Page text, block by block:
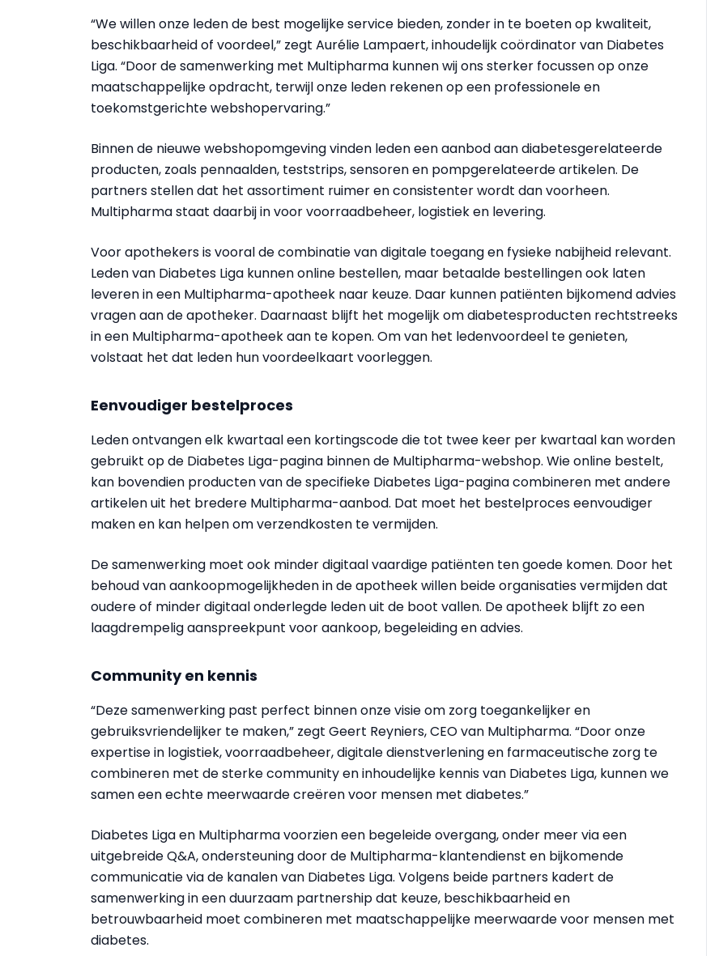
“We willen onze leden de best mogelijke service bieden, zonder in te boeten op kwaliteit,
beschikbaarheid of voordeel,” zegt Aurélie Lampaert, inhoudelijk coördinator van Diabetes
Liga. “Door de samenwerking met Multipharma kunnen wij ons sterker focussen op onze
maatschappelijke opdracht, terwijl onze leden rekenen op een professionele en
toekomstgerichte webshopervaring.”
Binnen de nieuwe webshopomgeving vinden leden een aanbod aan diabetesgerelateerde
producten, zoals pennaalden, teststrips, sensoren en pompgerelateerde artikelen. De
partners stellen dat het assortiment ruimer en consistenter wordt dan voorheen.
Multipharma staat daarbij in voor voorraadbeheer, logistiek en levering.
Voor apothekers is vooral de combinatie van digitale toegang en fysieke nabijheid relevant.
Leden van Diabetes Liga kunnen online bestellen, maar betaalde bestellingen ook laten
leveren in een Multipharma-apotheek naar keuze. Daar kunnen patiënten bijkomend advies
vragen aan de apotheker. Daarnaast blijft het mogelijk om diabetesproducten rechtstreeks
in een Multipharma-apotheek aan te kopen. Om van het ledenvoordeel te genieten,
volstaat het dat leden hun voordeelkaart voorleggen.
Eenvoudiger bestelproces
Leden ontvangen elk kwartaal een kortingscode die tot twee keer per kwartaal kan worden
gebruikt op de Diabetes Liga-pagina binnen de Multipharma-webshop. Wie online bestelt,
kan bovendien producten van de specifieke Diabetes Liga-pagina combineren met andere
artikelen uit het bredere Multipharma-aanbod. Dat moet het bestelproces eenvoudiger
maken en kan helpen om verzendkosten te vermijden.
De samenwerking moet ook minder digitaal vaardige patiënten ten goede komen. Door het
behoud van aankoopmogelijkheden in de apotheek willen beide organisaties vermijden dat
oudere of minder digitaal onderlegde leden uit de boot vallen. De apotheek blijft zo een
laagdrempelig aanspreekpunt voor aankoop, begeleiding en advies.
Community en kennis
“Deze samenwerking past perfect binnen onze visie om zorg toegankelijker en
gebruiksvriendelijker te maken,” zegt Geert Reyniers, CEO van Multipharma. “Door onze
expertise in logistiek, voorraadbeheer, digitale dienstverlening en farmaceutische zorg te
combineren met de sterke community en inhoudelijke kennis van Diabetes Liga, kunnen we
samen een echte meerwaarde creëren voor mensen met diabetes.”
Diabetes Liga en Multipharma voorzien een begeleide overgang, onder meer via een
uitgebreide Q&A, ondersteuning door de Multipharma-klantendienst en bijkomende
communicatie via de kanalen van Diabetes Liga. Volgens beide partners kadert de
samenwerking in een duurzaam partnership dat keuze, beschikbaarheid en
betrouwbaarheid moet combineren met maatschappelijke meerwaarde voor mensen met
diabetes.